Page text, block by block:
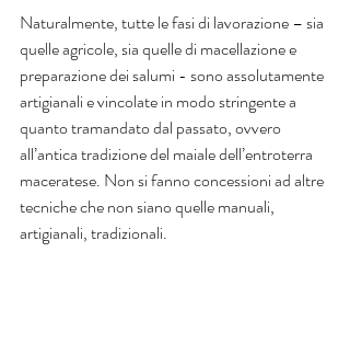
Naturalmente, tutte le fasi di lavorazione – sia
quelle agricole, sia quelle di macellazione e
preparazione dei salumi - sono assolutamente
artigianali e vincolate in modo stringente a
quanto tramandato dal passato, ovvero
all’antica tradizione del maiale dell’entroterra
maceratese. Non si fanno concessioni ad altre
tecniche che non siano quelle manuali,
artigianali, tradizionali.